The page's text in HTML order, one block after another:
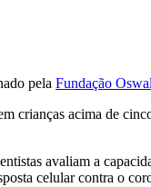
pela Fundação
crianças acima de
avaliam a
celular contra o